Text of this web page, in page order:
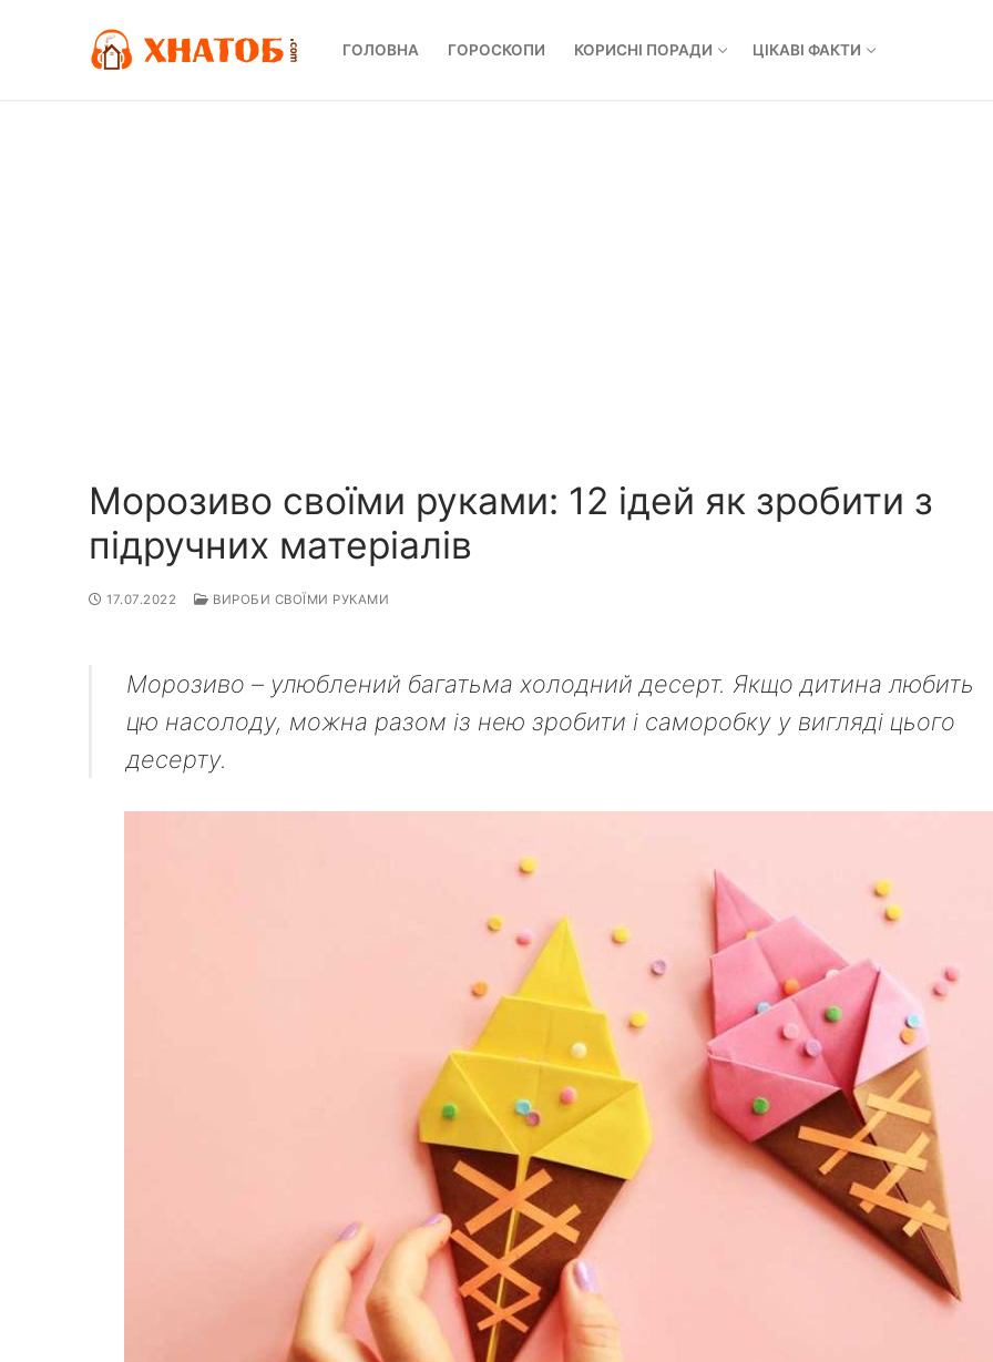
ГОЛОВНА ГОРОСКОПИ КОРИСНІ ПОРАДИ ЦІКАВІ ФАКТИ
Морозиво своїми руками: 12 ідей як зробити з
підручних матеріалів
17.07.2022 ВИРОБИ СВОЇМИ РУКАМИ
Морозиво – улюблений багатьма холодний десерт. Якщо дитина любить
цю насолоду, можна разом із нею зробити і саморобку у вигляді цього
десерту.